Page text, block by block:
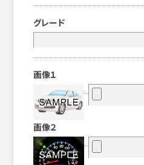
グレード
画像１
画像２